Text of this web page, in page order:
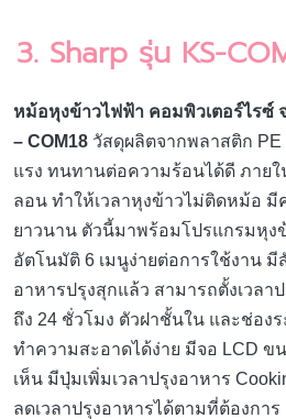
3. Sharp รุ่น KS-
หม้อหุงข้าวไฟฟ้า คอมพิวเตอร์ไรซ์
– COM18 วัสดุผลิตจากพลาสติก PE
แรง ทนทานต่อความร้อนได้ดี ภายใ
ลอน ทำให้เวลาหุงข้าวไม่ติดหม้อ
ยาวนาน ตัวนี้มาพร้อมโปรแกรมหุง
อัตโนมัติ 6 เมนูง่ายต่อการใช้งาน
อาหารปรุงสุกแล้ว สามารถตั้งเวลา
ถึง 24 ชั่วโมง ตัวฝาชั้นใน และช่อง
ทำความสะอาดได้ง่าย มีจอ LCD ข
เห็น มีปุ่มเพิ่มเวลาปรุงอาหาร
ลดเวลาปรุงอาหารได้ตามที่ต้องกา